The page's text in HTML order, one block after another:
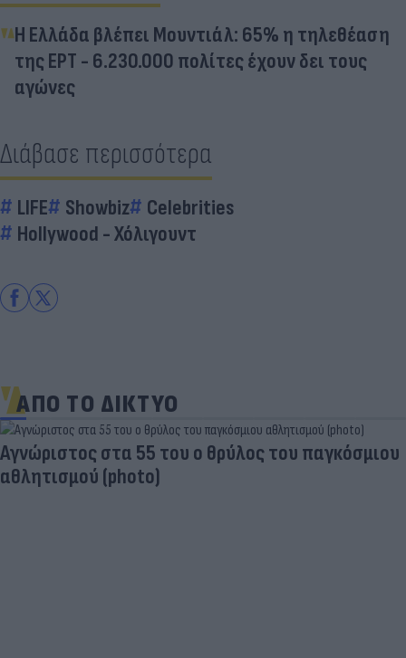
Η Ελλάδα βλέπει Μουντιάλ: 65% η τηλεθέαση
της ΕΡΤ - 6.230.000 πολίτες έχουν δει τους
αγώνες
Διάβασε περισσότερα
LIFE Showbiz
Celebrities
Hollywood - Χόλιγουντ
ΑΠΟ ΤΟ ΔΙΚΤΥΟ
Aγνώριστος στα 55 του ο θρύλος του παγκόσμιου
αθλητισμού (photo)